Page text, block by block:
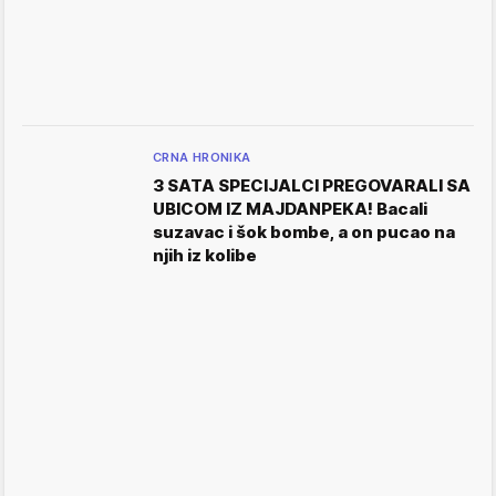
CRNA HRONIKA
3 SATA SPECIJALCI PREGOVARALI SA
UBICOM IZ MAJDANPEKA! Bacali
suzavac i šok bombe, a on pucao na
njih iz kolibe